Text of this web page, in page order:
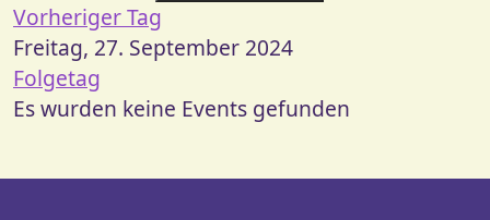
Vorheriger Tag
Freitag, 27. September 2024
Folgetag
Es wurden keine Events gefunden